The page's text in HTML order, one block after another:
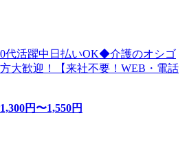
代活躍中日払いOK◆介護のオシゴ
大歓迎！【来社不要！WEB・電話
1,300円〜1,550円